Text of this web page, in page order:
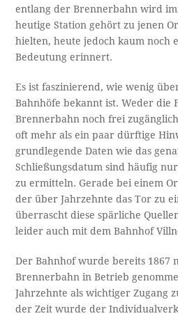
entlang der Brennerbahn wird
heutige Station gehört zu jenen
hielten, heute jedoch kaum noch
Bedeutung erinnert.
Es ist faszinierend, wie wenig
Bahnhöfe bekannt ist. Weder die
Brennerbahn noch frei
oft mehr als ein paar dürftige
grundlegende Daten wie das
Schließungsdatum sind häufig
zu ermitteln. Gerade bei einem
der über Jahrzehnte das Tor zu
überrascht diese spärliche
leider auch mit dem Bahnhof
Der Bahnhof wurde bereits 1867
Brennerbahn in Betrieb
Jahrzehnte als wichtiger Zugang
der Zeit wurde der